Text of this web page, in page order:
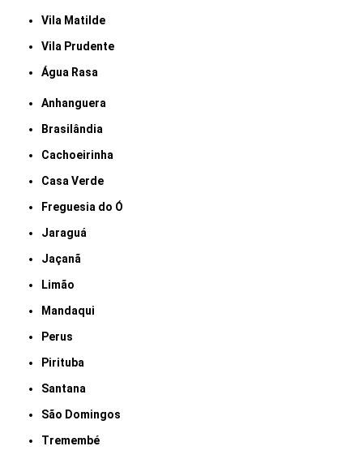
Vila Matilde
Vila Prudente
Água Rasa
Anhanguera
Brasilândia
Cachoeirinha
Casa Verde
Freguesia do Ó
Jaraguá
Jaçanã
Limão
Mandaqui
Perus
Pirituba
Santana
São Domingos
Tremembé